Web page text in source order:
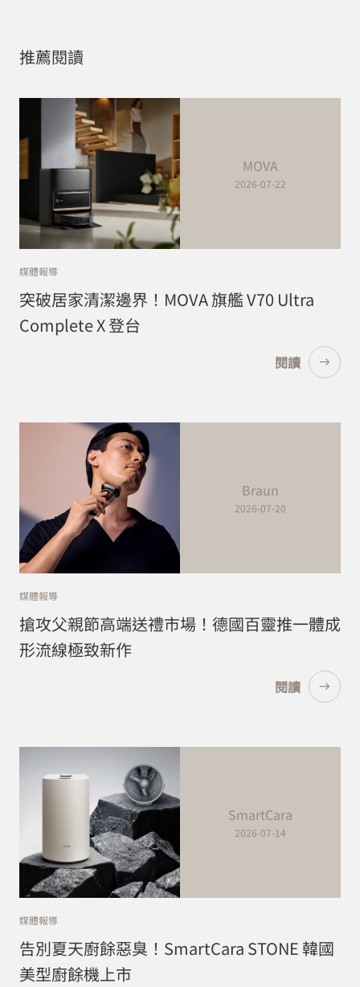
推薦閱讀
MOVA
2026-07-22
媒體報導
突破居家清潔邊界！MOVA 旗艦 V70 Ultra
Complete X 登台
閱讀
Braun
2026-07-20
媒體報導
搶攻父親節高端送禮市場！德國百靈推一體成
形流線極致新作
閱讀
SmartCara
2026-07-14
媒體報導
告別夏天廚餘惡臭！SmartCara STONE 韓國
美型廚餘機上市